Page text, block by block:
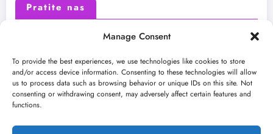
Manage Consent
To provide the best experiences, we use technologies like cookies to store
and/or access device information. Consenting to these technologies will allow
us to process data such as browsing behavior or unique IDs on this site. Not
consenting or withdrawing consent, may adversely affect certain features and
functions.
Pratite nas
Instagram Youtube